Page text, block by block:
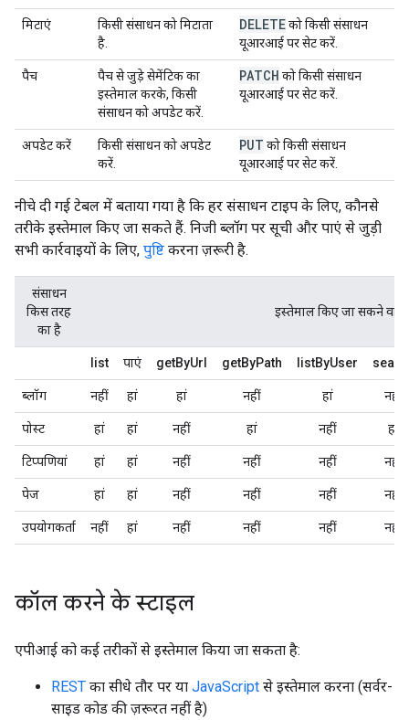
मिटाएं
किसी संसाधन को मिटाता
है.
DELETEको किसी संसाधन
यूआरआई पर सेट करें.
पैच
पैच से जुड़े सेमेंटिक का
इस्तेमाल करके, किसी
संसाधन को अपडेट करें.
PATCH को किसी संसाधन
यूआरआई पर सेट करें.
अपडेट करें
किसी संसाधन को अपडेट
करें.
PUT को किसी संसाधन
यूआरआई पर सेट करें.
नीचे दी गई टेबल में बताया गया है कि हर संसाधन टाइप के लिए, कौनसे
तरीके इस्तेमाल किए जा सकते हैं. निजी ब्लॉग पर सूची और पाएं से जुड़ी
सभी कार्रवाइयों के लिए, पुष्टि करना ज़रूरी है.
संसाधन
किस तरह
का है
इस्तेमाल किए जा सकने वाले
list पाएं getByUrl getByPath listByUser
ब्लॉग नहीं हां हां नहीं हां नहीं
पोस्ट हां हां नहीं हां नहीं हां
टिप्पणियां हां हां नहीं नहीं नहीं नहीं
पेज हां हां नहीं नहीं नहीं नहीं
उपयोगकर्ता नहीं हां नहीं नहीं नहीं नहीं
कॉल करने के स्टाइल
एपीआई को कई तरीकों से इस्तेमाल किया जा सकता है:
REST का सीधे तौर पर या JavaScript से इस्तेमाल करना (सर्वर-
साइड कोड की ज़रूरत नहीं है)